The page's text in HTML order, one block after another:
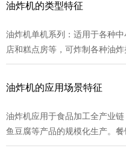
仪表以及绳索增加装置等组成。...
油炸机的类型特征
油炸机单机系列：适用于各种
店和糕点房等，可炸制各种油
分制作仍需人工完成，能源主
品和膨化食品等。具有自动控
油炸机的应用场景特征
油炸机应用于食品加工全产业
鱼豆腐等产品的规模化生产。
型油炸机现场制作炸鸡、薯条